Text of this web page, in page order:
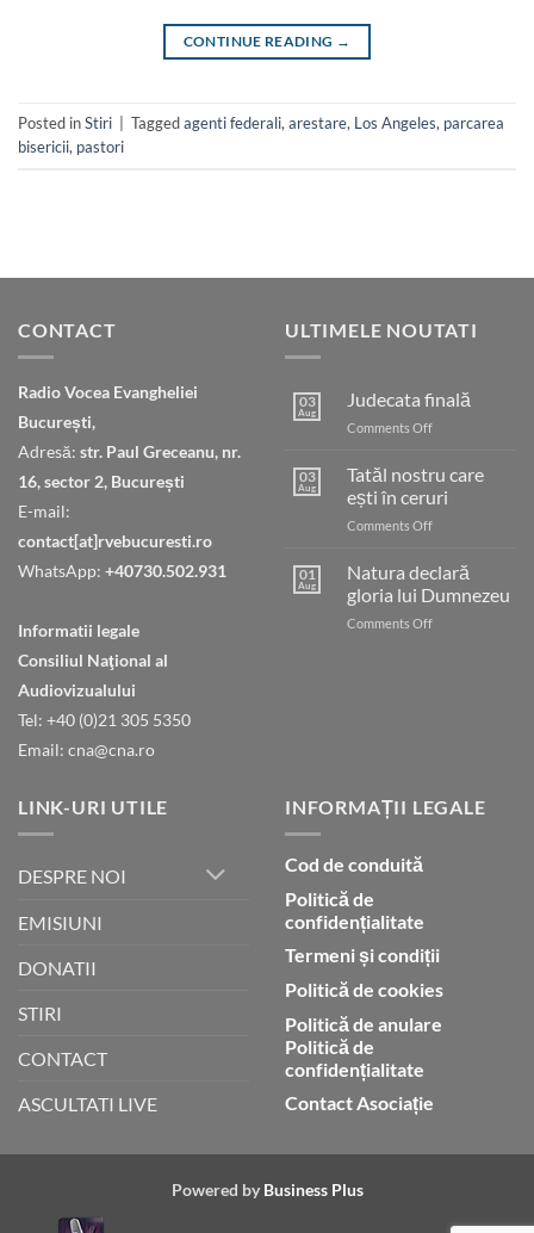
CONTINUE READING →
Posted inStiri Taggedagenti federali, arestare, Los Angeles, parcarea
bisericii, pastori
CONTACT
Radio Vocea Evangheliei
București,
Adresă: str. Paul Greceanu, nr.
16, sector 2, București
E-mail:
contact[at]rvebucuresti.ro
WhatsApp: +40730.502.931
Informatii legale
Consiliul Naţional al
Audiovizualului
Tel: +40 (0)21 305 5350
Email: cna@cna.ro
ULTIMELE NOUTATI
03
Aug
Judecata finală
Comments Offon
03
Aug
Tatăl nostru care
ești în ceruri
Comments Offon
nostru
care
ești
în
01
Aug
Natura declară
gloria lui Dumnezeu
Comments Offon
LINK-URI UTILE
DESPRE NOI
EMISIUNI
DONATII
STIRI
CONTACT
ASCULTATI LIVE
INFORMAȚII LEGALE
Cod de conduită
Politică de
confidențialitate
Termeni și condiții
Politică de cookies
Politică de anulare
Politică de
confidențialitate
Contact Asociație
Powered by Business Plus